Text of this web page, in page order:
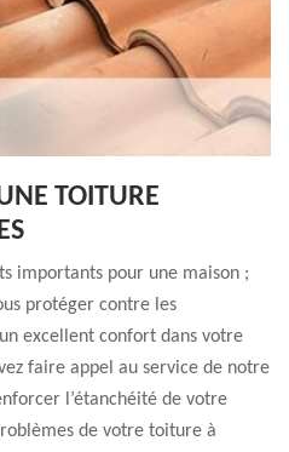
TOITURE
importants pour une maison ;
protéger contre les
excellent confort dans votre
faire appel au service de notre
l’étanchéité de votre
de votre toiture à